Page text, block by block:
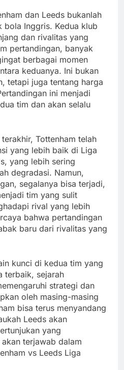
dan Leeds bukanlah
bola Inggris. Kedua klub
dan rivalitas yang
pertandingan, banyak
berbagai momen
keduanya. Ini bukan
tetapi juga tentang harga
ini menjadi
tim dan akan selalu
Tottenham telah
yang lebih baik di Liga
yang lebih sering
degradasi. Namun,
segalanya bisa terjadi,
tim yang sulit
rival yang lebih
bahwa pertandingan
baru dari rivalitas yang
kunci di kedua tim yang
terbaik, sejarah
strategi dan
oleh masing-masing
bisa terus menyandang
Leeds akan
yang
terjawab dalam
vs Leeds Liga